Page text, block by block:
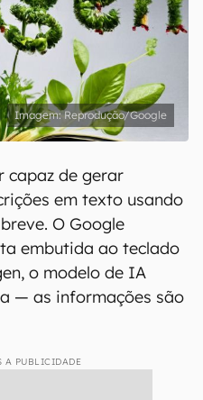
Reprodução/Google
capaz de gerar
em texto usando
O Google
embutida ao teclado
o modelo de IA
— as informações são
A PUBLICIDADE